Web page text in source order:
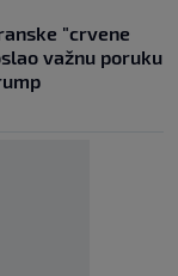
"crvene
važnu poruku